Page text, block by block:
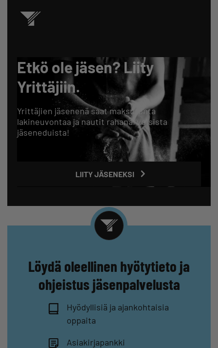
Etkö ole jäsen? Liity
Yrittäjiin.
Yrittäjien jäsenenä saat maksutonta
lakineuvontaa ja nautit rahanarvoisista
jäseneduista!
LIITY JÄSENEKSI
Löydä oleellinen hyötytieto ja
ohjeistus jäsenpalvelusta
Hyödyllisiä ja ajankohtaisia
oppaita
Asiakirjapankki